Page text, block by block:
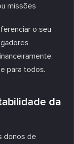
missões
o seu
para todos.
da
donos de